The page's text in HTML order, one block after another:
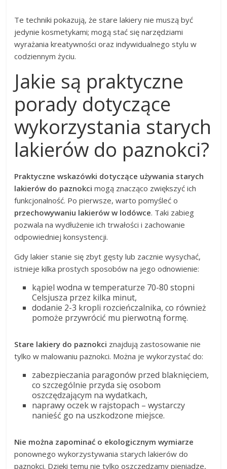
Te techniki pokazują, że stare lakiery nie muszą być
jedynie kosmetykami; mogą stać się narzędziami
wyrażania kreatywności oraz indywidualnego stylu w
codziennym życiu.
Jakie są praktyczne
porady dotyczące
wykorzystania starych
lakierów do paznokci?
Praktyczne wskazówki dotyczące używania starych
lakierów do paznokci mogą znacząco zwiększyć ich
funkcjonalność. Po pierwsze, warto pomyśleć o
przechowywaniu lakierów w lodówce. Taki zabieg
pozwala na wydłużenie ich trwałości i zachowanie
odpowiedniej konsystencji.
Gdy lakier stanie się zbyt gęsty lub zacznie wysychać,
istnieje kilka prostych sposobów na jego odnowienie:
kąpiel wodna w temperaturze 70-80 stopni
Celsjusza przez kilka minut,
dodanie 2-3 kropli rozcieńczalnika, co również
pomoże przywrócić mu pierwotną formę.
Stare lakiery do paznokci znajdują zastosowanie nie
tylko w malowaniu paznokci. Można je wykorzystać do:
zabezpieczania paragonów przed blaknięciem,
co szczególnie przyda się osobom
oszczędzającym na wydatkach,
naprawy oczek w rajstopach – wystarczy
nanieść go na uszkodzone miejsce.
Nie można zapominać o ekologicznym wymiarze
ponownego wykorzystywania starych lakierów do
paznokci. Dzięki temu nie tylko oszczędzamy pieniądze,